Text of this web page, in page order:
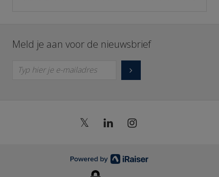
Meld je aan voor de nieuwsbrief
Typ hier je e-mailadres
𝕏